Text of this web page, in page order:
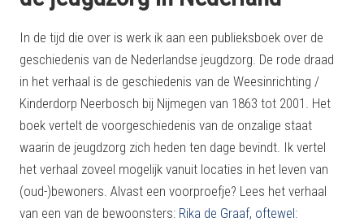
In de tijd die over is werk ik aan een publieksboek over de
geschiedenis van de Nederlandse jeugdzorg. De rode draad
in het verhaal is de geschiedenis van de Weesinrichting /
Kinderdorp Neerbosch bij Nijmegen van 1863 tot 2001. Het
boek vertelt de voorgeschiedenis van de onzalige staat
waarin de jeugdzorg zich heden ten dage bevindt. Ik vertel
het verhaal zoveel mogelijk vanuit locaties in het leven van
(oud-)bewoners. Alvast een voorproefje? Lees het verhaal
van een van de bewoonsters: Rika de Graaf, oftewel: